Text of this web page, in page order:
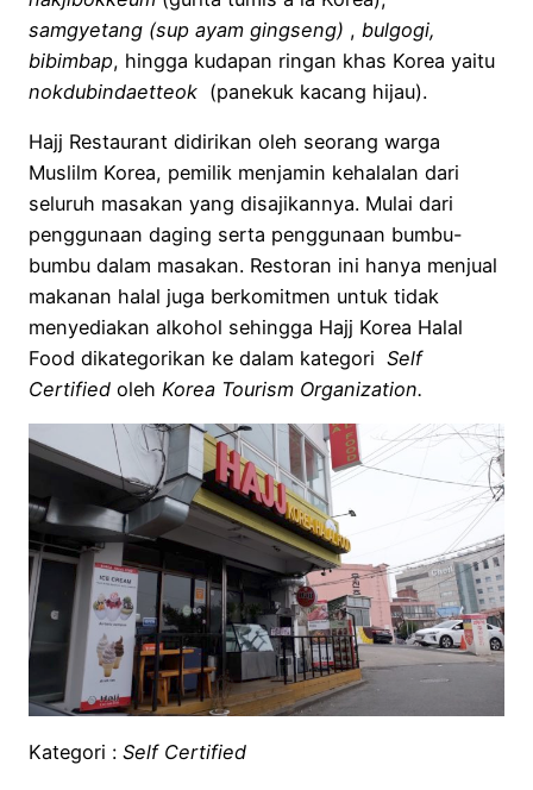
samgyetang (sup ayam gingseng) , bulgogi,
bibimbap, hingga kudapan ringan khas Korea yaitu
nokdubindaetteok (panekuk kacang hijau).
Hajj Restaurant didirikan oleh seorang warga
Muslilm Korea, pemilik menjamin kehalalan dari
seluruh masakan yang disajikannya. Mulai dari
penggunaan daging serta penggunaan bumbu-
bumbu dalam masakan. Restoran ini hanya menjual
makanan halal juga berkomitmen untuk tidak
menyediakan alkohol sehingga Hajj Korea Halal
Food dikategorikan ke dalam kategori Self
Certified oleh Korea Tourism Organization.
Kategori : Self Certified